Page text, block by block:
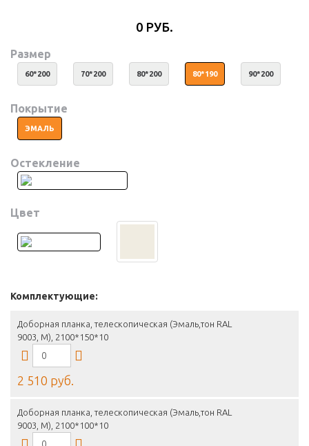
0 РУБ.
Размер
60*200 70*200 80*200 80*190 90*200
Покрытие
ЭМАЛЬ
Остекление
Цвет
Комплектующие:
Доборная планка, телескопическая (Эмаль,тон RAL
9003, M), 2100*150*10
2 510 руб.
Доборная планка, телескопическая (Эмаль,тон RAL
9003, M), 2100*100*10